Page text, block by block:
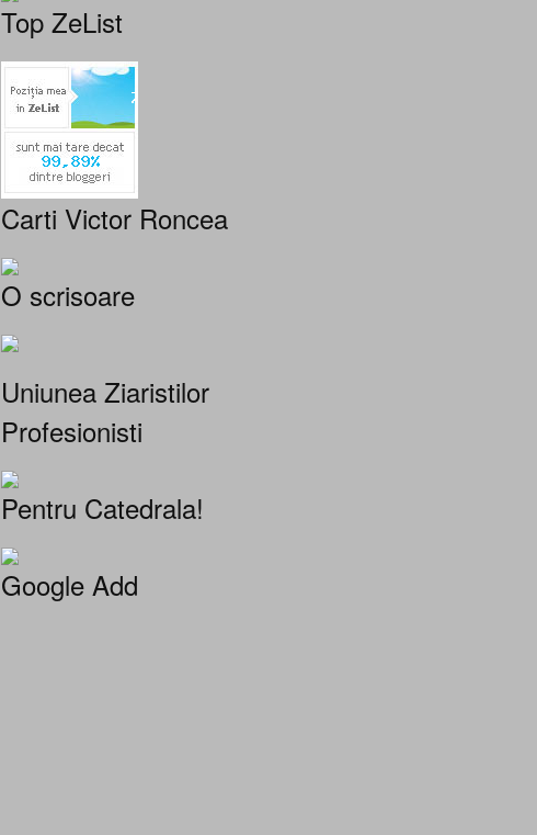
Top ZeList
Carti Victor Roncea
O scrisoare
Uniunea Ziaristilor
Profesionisti
Pentru Catedrala!
Google Add